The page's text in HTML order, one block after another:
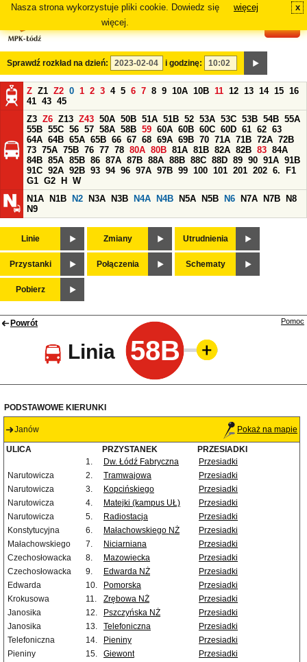
Nasza strona wykorzystuje pliki cookie. Dowiedz się
więcej.
więcej x
Sprawdź rozkład na dzień: i godzinę:
Z Z1 Z2 0 1 2 3 4 5 6 7 8 9 10A 10B 11 12 13 14 15 16
41 43 45
Z3 Z6 Z13 Z43 50A 50B 51A 51B 52 53A 53C 53B 54B 55A
55B 55C 56 57 58A 58B 59 60A 60B 60C 60D 61 62 63
64A 64B 65A 65B 66 67 68 69A 69B 70 71A 71B 72A 72B
73 75A 75B 76 77 78 80A 80B 81A 81B 82A 82B 83 84A
84B 85A 85B 86 87A 87B 88A 88B 88C 88D 89 90 91A 91B
91C 92A 92B 93 94 96 97A 97B 99 100 101 201 202 6.
F1
G1 G2 H
W
N1A
N1B N2 N3A N3B N4A N4B N5A N5B N6 N7A N7B
N8
N9
Linie Zmiany Utrudnienia
Przystanki Połączenia Schematy
Pobierz
Powrót
Linia 58B
Pomoc
PODSTAWOWE KIERUNKI
Janów Pokaż na mapie
ULICA PRZYSTANEK
PRZESIADKI
1.
Dw. Łódź Fabryczna
Przesiadki
Narutowicza
2. Tramwajowa
Przesiadki
Narutowicza
3. Kopcińskiego
Przesiadki
Narutowicza
4. Matejki (kampus UŁ)
Przesiadki
Narutowicza
5. Radiostacja
Przesiadki
Konstytucyjna
6. Małachowskiego NŻ
Przesiadki
Małachowskiego
7. Niciarniana
Przesiadki
Czechosłowacka
8. Mazowiecka
Przesiadki
Czechosłowacka
9. Edwarda NŻ
Przesiadki
Edwarda
10. Pomorska
Przesiadki
Krokusowa
11. Zrębowa NŻ
Przesiadki
Janosika
12. Pszczyńska NŻ
Przesiadki
Janosika
13. Telefoniczna
Przesiadki
Telefoniczna
14. Pieniny
Przesiadki
Pieniny
15. Giewont
Przesiadki